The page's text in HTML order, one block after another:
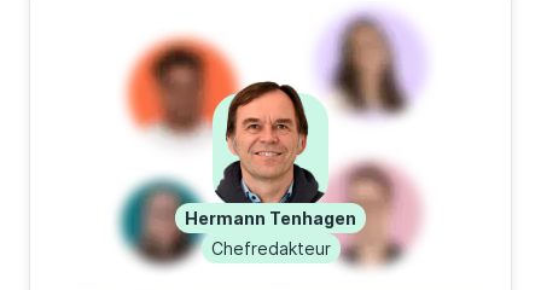
Hermann Tenhagen
Chefredakteur